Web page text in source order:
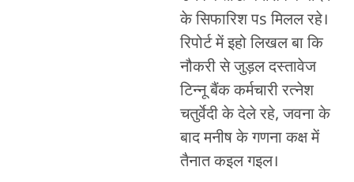
के सिफारिश पs मिलल रहे।
रिपोर्ट में इहो लिखल बा कि
नौकरी से जुड़ल दस्तावेज
टिन्नू बैंक कर्मचारी रत्नेश
चतुर्वेदी के देले रहे, जवना के
बाद मनीष के गणना कक्ष में
तैनात कइल गइल।